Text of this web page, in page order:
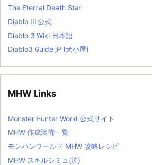
The Eternal Death Star
Diablo III 公式
Diablo 3 Wiki 日本語
Diablo3 Guide jP (犬小屋)
MHW Links
Monster Hunter World 公式サイト
MHW 作成装備一覧
モンハンワールド MHW 攻略レシピ
MHW スキルシミュ(泣)